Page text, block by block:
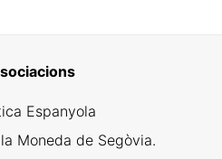
Espanyola
Moneda de Segòvia.